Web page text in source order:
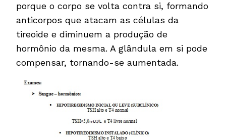
porque o corpo se volta contra si, formando
anticorpos que atacam as células da
tireoide e diminuem a produção de
hormônio da mesma. A glândula em si pode
compensar, tornando-se aumentada.